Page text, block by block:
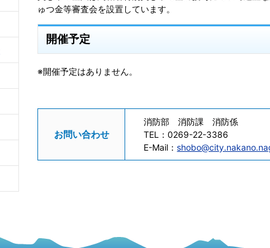
ゅつ金等審査会を設置しています。
開催予定
※開催予定はありません。
お問い合わせ
消防部 消防課 消防係
TEL：0269-22-3386
E-Mail：